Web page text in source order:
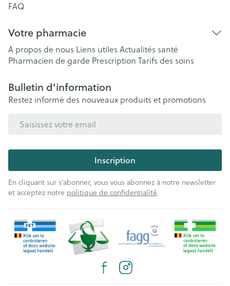
FAQ
Votre pharmacie
A propos de nous Liens utiles Actualités santé
Pharmacien de garde Prescription Tarifs des soins
Bulletin d’information
Restez informé des nouveaux produits et promotions
Inscription
En cliquant sur s'abonner, vous vous abonnez à notre newsletter
et acceptez notre politique de confidentialité.